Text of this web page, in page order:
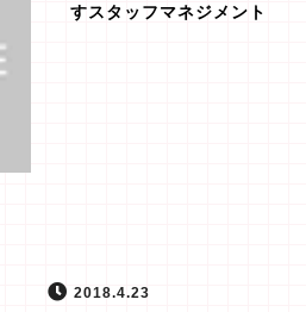
すスタッフマネジメント
2018.4.23